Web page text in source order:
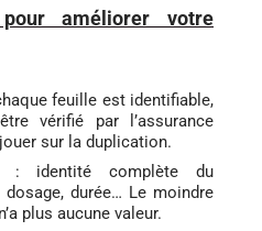
améliorer votre
feuille est identifiable,
vérifié par l’assurance
sur la duplication.
: identité complète du
durée… Le moindre
plus aucune valeur.